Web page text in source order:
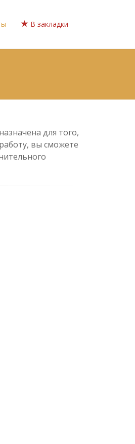
В закладки
для того,
вы сможете